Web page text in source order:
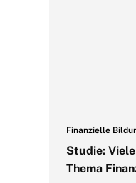
Finanzielle
Studie:
Thema